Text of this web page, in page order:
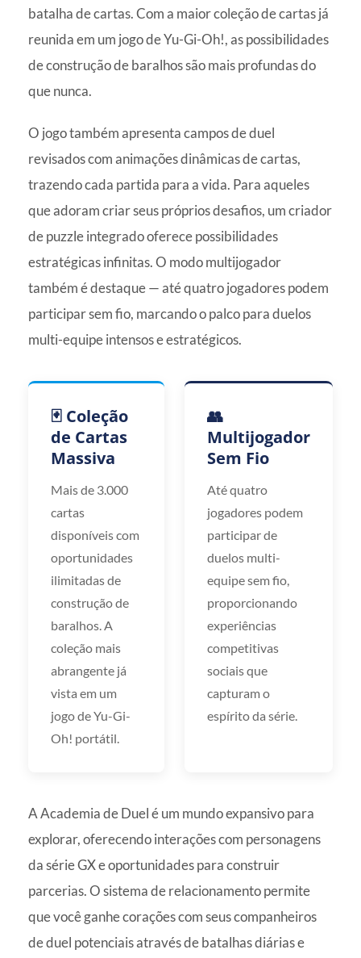
batalha de cartas. Com a maior coleção de cartas já
reunida em um jogo de Yu-Gi-Oh!, as possibilidades
de construção de baralhos são mais profundas do
que nunca.
O jogo também apresenta campos de duel
revisados com animações dinâmicas de cartas,
trazendo cada partida para a vida. Para aqueles
que adoram criar seus próprios desafios, um criador
de puzzle integrado oferece possibilidades
estratégicas infinitas. O modo multijogador
também é destaque — até quatro jogadores podem
participar sem fio, marcando o palco para duelos
multi-equipe intensos e estratégicos.
🃏 Coleção
de Cartas
Massiva
Mais de 3.000
cartas
disponíveis com
oportunidades
ilimitadas de
construção de
baralhos. A
coleção mais
abrangente já
vista em um
jogo de Yu-Gi-
Oh! portátil.
👥
Multijogador
Sem Fio
Até quatro
jogadores podem
participar de
duelos multi-
equipe sem fio,
proporcionando
experiências
competitivas
sociais que
capturam o
espírito da série.
A Academia de Duel é um mundo expansivo para
explorar, oferecendo interações com personagens
da série GX e oportunidades para construir
parcerias. O sistema de relacionamento permite
que você ganhe corações com seus companheiros
de duel potenciais através de batalhas diárias e